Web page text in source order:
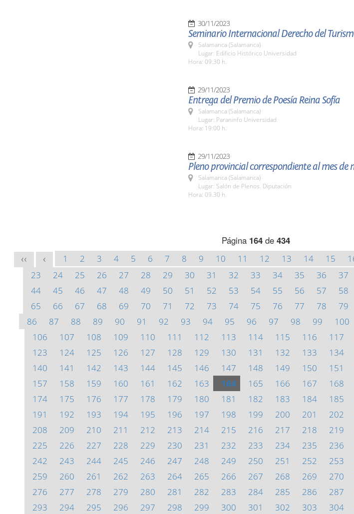
30/11/2023
Seminario Internacional Derecho del
Salamanca (Salamanca)
Lugar: Edificio Histórico Universidad
Hora: 09:30 h.
29/11/2023
Entrega del Premio de Poesía Reina Sofía
Salamanca (Salamanca)
Lugar: Paraninfo Universidad
Hora: 19:00 h.
29/11/2023
Pleno provincial correspondiente al mes de
Salamanca (Salamanca)
Lugar: Salón de Plenos. Diputación
Hora: 09.30 h.
Página 164de 434
<< < 1 2 3 4 5 6 7 8 9 10 11 12 13 14 15
23
24 25 26 27 28 29 30 31 32 33 34 35 36 37
44
45 46 47 48 49 50 51 52 53 54 55 56 57 58
65
66 67 68 69 70 71 72 73 74 75 76 77 78 79
86
87 88 89 90 91 92 93 94 95 96 97 98 99 100
106
107 108 109 110 111 112 113 114 115 116 117
123
124 125 126 127 128 129 130 131 132 133 134
140
141 142 143 144 145 146 147 148 149 150 151
157
158 159 160 161 162 163 164 165 166 167 168
174
175 176 177 178 179 180 181 182 183 184 185
191
192 193 194 195 196 197 198 199 200 201 202
208
209 210 211 212 213 214 215 216 217 218 219
225
226 227 228 229 230 231 232 233 234 235 236
242
243 244 245 246 247 248 249 250 251 252 253
259
260 261 262 263 264 265 266 267 268 269 270
276
277 278 279 280 281 282 283 284 285 286 287
293
294 295 296 297 298 299 300 301 302 303 304